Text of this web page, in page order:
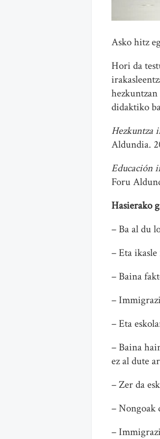
Asko hitz
Hori da
didaktiko
Hezkuntza
Aldundia.
Educación
Foru
Hasierako
– Ba al du
– Eta
– Baina
–
– Eta
– Baina
ez al dute
– Zer da
– Nongoak
–